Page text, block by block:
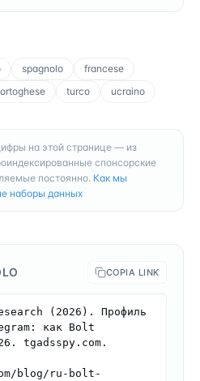
spagnolo
francese
turco ucraino
на этой странице — из
спонсорские
постоянно. Как мы
наборы данных
COPIA LINK
(2026). Профиль
как Bolt
tgadsspy.com.
blog/ru-bolt-